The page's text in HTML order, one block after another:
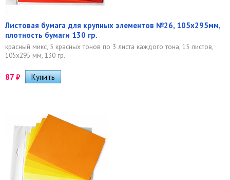
Листовая бумага для крупных элементов №26, 105х295мм,
плотность бумаги 130 гр.
красный микс, 5 красных тонов по 3 листа каждого тона, 15 листов,
105х295 мм, 130 гр.
87 ₽